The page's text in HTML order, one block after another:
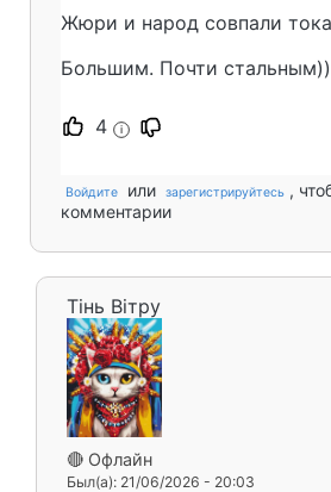
Жюри и народ совпали
Большим. Почти
4 i
Войдите или зарегистрируйтесь ,
комментарии
Тінь Вітру
🔴 Офлайн
Был(а): 21/06/2026 - 20:03